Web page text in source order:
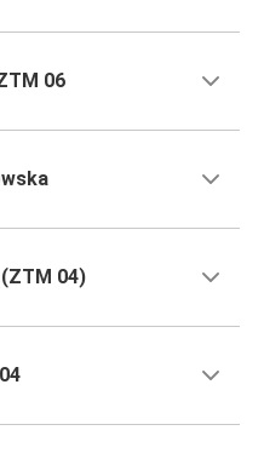
06
04)